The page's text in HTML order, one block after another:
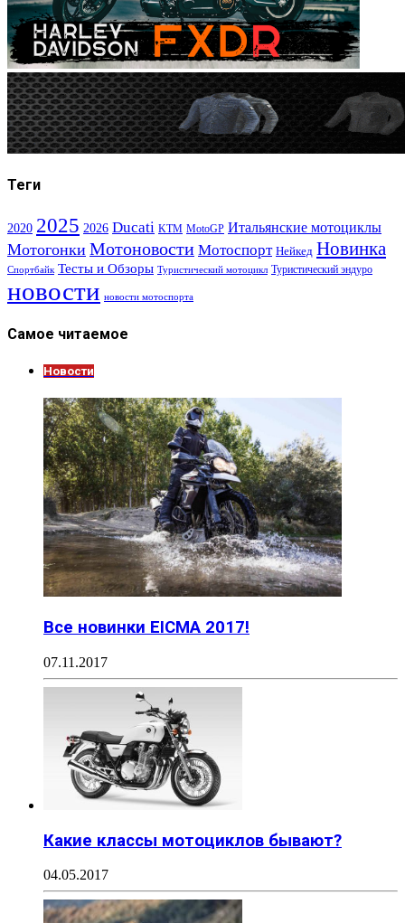
Теги
2020 2025 2026 Ducati KTM MotoGP Итальянские мотоциклы
Мотогонки Мотоновости Мотоспорт Нейкед Новинка
Спортбайк Тесты и Обзоры Туристический мотоцикл Туристический эндуро
новости новости мотоспорта
Самое читаемое
Новости
Все новинки EICMA 2017!
07.11.2017
Какие классы мотоциклов бывают?
04.05.2017